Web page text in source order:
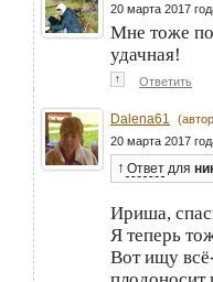
20 марта 2017
Мне тоже
удачная!
↑ Ответить
Dalena61
20 марта 2017
↑ Ответ для
Ириша,
Я теперь
Вот ищу